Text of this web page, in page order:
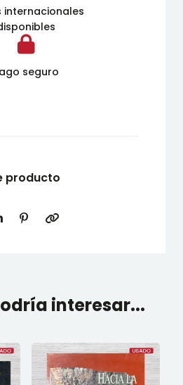
internacionales
seguro
producto
interesar...